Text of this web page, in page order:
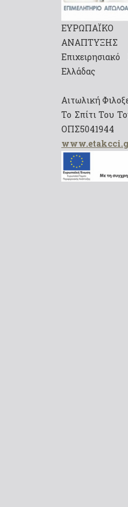
ΑΝΑΠΤΥΞΗΣ
Ελλάδας
Αιτωλική
Το Σπίτι Του
ΟΠΣ5041944